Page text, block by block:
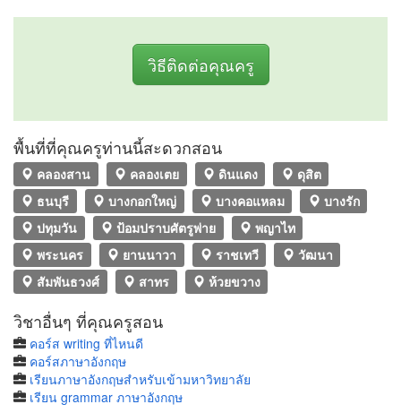
วิธีติดต่อคุณครู
พื้นที่ที่คุณครูท่านนี้สะดวกสอน
คลองสาน คลองเตย ดินแดง
ดุสิต
ธนบุรี
บางกอกใหญ่ บางคอแหลม
บางรัก
ปทุมวัน
ป้อมปราบศัตรูพ่าย
พญาไท
พระนคร
ยานนาวา ราชเทวี
วัฒนา
สัมพันธวงศ์
สาทร ห้วยขวาง
วิชาอื่นๆ ที่คุณครูสอน
คอร์ส writing ที่ไหนดี
คอร์สภาษาอังกฤษ
เรียนภาษาอังกฤษสำหรับเข้ามหาวิทยาลัย
เรียน grammar ภาษาอังกฤษ